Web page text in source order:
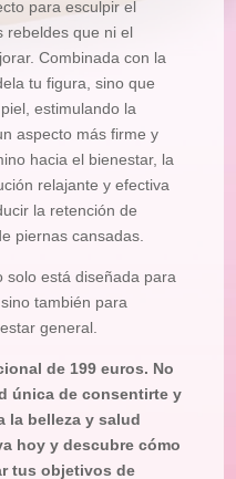
para esculpir el
rebeldes que ni el
Combinada con la
tu figura, sino que
estimulando la
aspecto más firme y
hacia el bienestar, la
relajante y efectiva
la retención de
piernas cansadas.
solo está diseñada para
también para
general.
de 199 euros. No
única de consentirte y
la belleza y salud
hoy y descubre cómo
tus objetivos de